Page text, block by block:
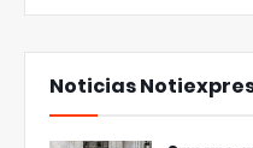
Noticias